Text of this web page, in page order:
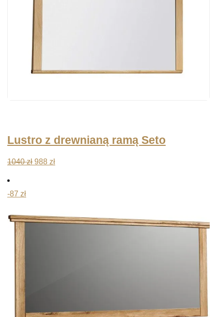
Lustro z drewnianą ramą Seto
1040zł Pierwotna
988 złAktualna
-87 zł